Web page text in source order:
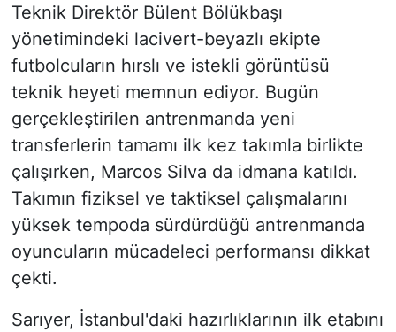
Teknik Direktör Bülent Bölükbaşı
yönetimindeki lacivert-beyazlı ekipte
futbolcuların hırslı ve istekli görüntüsü
teknik heyeti memnun ediyor. Bugün
gerçekleştirilen antrenmanda yeni
transferlerin tamamı ilk kez takımla birlikte
çalışırken, Marcos Silva da idmana katıldı.
Takımın fiziksel ve taktiksel çalışmalarını
yüksek tempoda sürdürdüğü antrenmanda
oyuncuların mücadeleci performansı dikkat
çekti.
Sarıyer, İstanbul'daki hazırlıklarının ilk etabını
TEKNOLOJİ
TÜRKİYE VE DÜNYA GÜNDEMİ
VİDEO GALERİ
YAŞAM